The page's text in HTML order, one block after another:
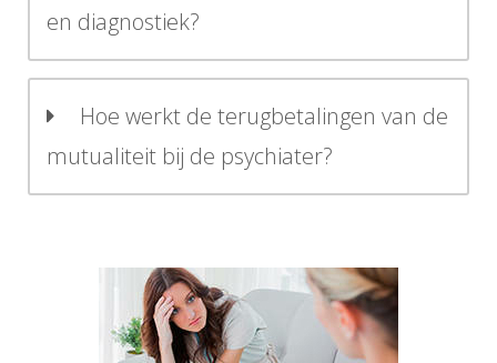
en diagnostiek?
Hoe werkt de terugbetalingen van de
mutualiteit bij de psychiater?